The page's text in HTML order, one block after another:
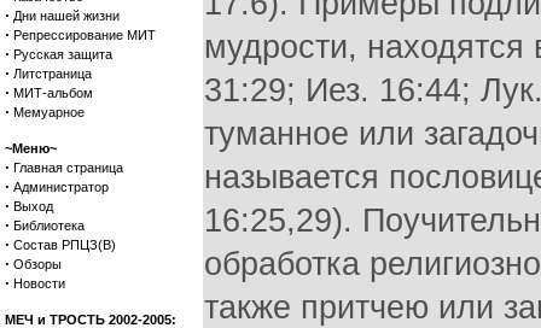
· Дни нашей жизни
· Репрессирование МИТ
· Русская защита
· Литстраница
· МИТ-альбом
· Мемуарное
~Меню~
· Главная страница
· Администратор
· Выход
· Библиотека
· Состав РПЦЗ(В)
· Обзоры
· Новости
МЕЧ и ТРОСТЬ 2002-2005:
мудрости,
31:29; Иез. 16:44;
туманное или
называется
16:25,29).
обработка
также притчею или